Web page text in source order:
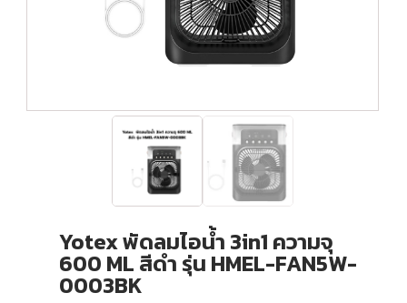
Yotex พัดลมไอน้ำ 3in1 ความจุ
600 ML สีดำ รุ่น HMEL-FAN5W-
0003BK